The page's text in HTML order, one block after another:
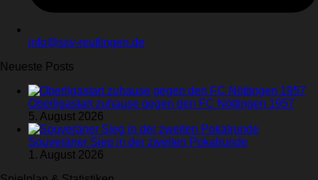
info@ssv-reutlingen.de
Neueste Posts
Oberligastart zuhause gegen den FC Nöttingen 1957
5. August 2026
Souveräner Sieg in der zweiten Pokalrunde
1. August 2026